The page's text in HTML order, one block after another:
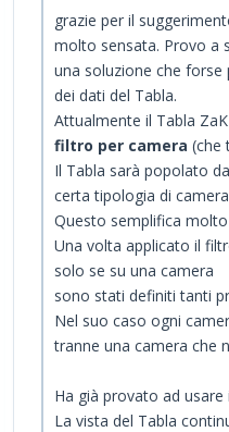
grazie per il
molto sensata. Provo a
una soluzione che forse
dei dati del Tabla.
Attualmente il Tabla
filtro per camera (che
Il Tabla sarà popolato
certa tipologia di
Questo semplifica
Una volta applicato il
solo se su una camera
sono stati definiti tanti
Nel suo caso ogni
tranne una camera che
Ha già provato ad
La vista del Tabla